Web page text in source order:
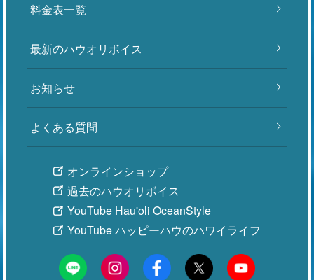
料金表一覧
最新のハウオリボイス
お知らせ
よくある質問
オンラインショップ
過去のハウオリボイス
YouTube Hau'oli OceanStyle
YouTube ハッピーハウのハワイライフ